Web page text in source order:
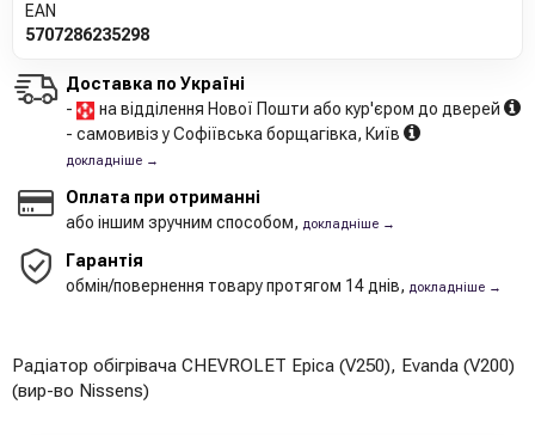
EAN
5707286235298
Доставка по Україні
-
на відділення Нової Пошти або кур'єром до дверей
- самовивіз у Софіївська борщагівка, Київ
докладніше →
Оплата при отриманні
або іншим зручним способом, докладніше →
Гарантія
обмін/повернення товару протягом 14 днів, докладніше →
Радіатор обігрівача CHEVROLET Epica (V250), Evanda (V200)
(вир-во Nissens)